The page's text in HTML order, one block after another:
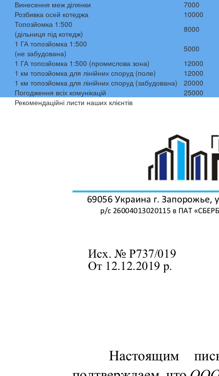
Винесення меж ділянки
7000
Розбивка осей котеджа
10000
Топозйомка 1:500
(дільниця під котедж)
8000
1 ГА топозйомка 1:500
(не забудована)
5000
1 ГА топозйомка 1:500 (промислова зона)
12000
1 км топозйомка для лінійних споруд (поле)
12000
1 км топозйомка для лінійних споруд (забудована)
20000
Погодження всіх комунікацій
25000
Рекомендаційні листи наших клієнтів